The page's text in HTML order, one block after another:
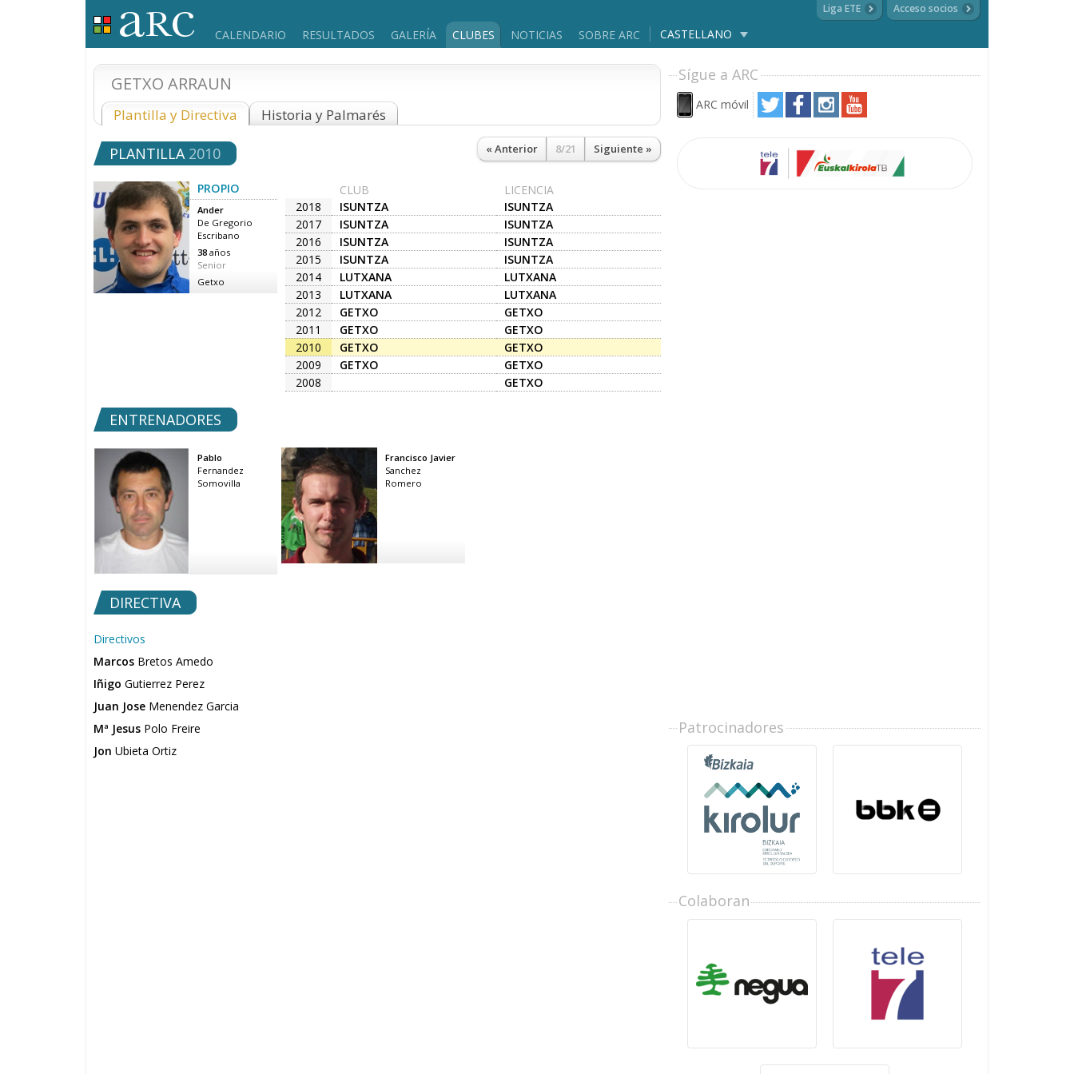
CALENDARIO RESULTADOS GALERÍA CLUBES NOTICIAS SOBRE ARC CASTELLANO
Liga ETE Acceso socios
GETXO ARRAUN
Plantilla y Directiva Historia y Palmarés
« Anterior 8/21 Siguiente »
PLANTILLA 2010
PROPIO
Ander
De Gregorio
Escribano
38 años
Senior
Getxo
CLUB
LICENCIA
2018
ISUNTZA
ISUNTZA
2017
ISUNTZA
ISUNTZA
2016
ISUNTZA
ISUNTZA
2015
ISUNTZA
ISUNTZA
2014
LUTXANA
LUTXANA
2013
LUTXANA
LUTXANA
2012
GETXO
GETXO
2011
GETXO
GETXO
2010
GETXO
GETXO
2009
GETXO
GETXO
2008
GETXO
ENTRENADORES
Pablo
Fernandez
Somovilla
Francisco Javier
Sanchez
Romero
DIRECTIVA
Directivos
Marcos Bretos Amedo
Iñigo Gutierrez Perez
Juan Jose Menendez Garcia
Mª Jesus Polo Freire
Jon Ubieta Ortiz
Sígue a ARC
ARC móvil
Patrocinadores
Colaboran